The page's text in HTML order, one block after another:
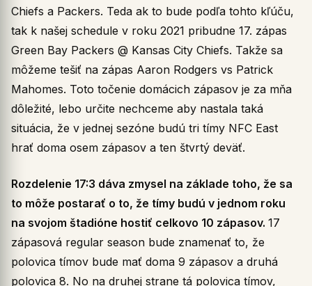
Chiefs a Packers. Teda ak to bude podľa tohto kľúču,
tak k našej schedule v roku 2021 pribudne 17. zápas
Green Bay Packers @ Kansas City Chiefs. Takže sa
môžeme tešiť na zápas Aaron Rodgers vs Patrick
Mahomes. Toto točenie domácich zápasov je za mňa
dôležité, lebo určite nechceme aby nastala taká
situácia, že v jednej sezóne budú tri tímy NFC East
hrať doma osem zápasov a ten štvrtý deväť.
Rozdelenie 17:3 dáva zmysel na základe toho, že sa
to môže postarať o to, že tímy budú v jednom roku
na svojom štadióne hostiť celkovo 10 zápasov. 17
zápasová regular season bude znamenať to, že
polovica tímov bude mať doma 9 zápasov a druhá
polovica 8. No na druhej strane tá polovica tímov,